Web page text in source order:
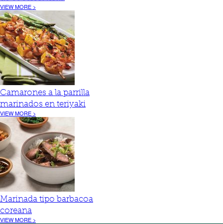
VIEW MORE >
Camarones a la parrilla
marinados en teriyaki
VIEW MORE >
Marinada tipo barbacoa
coreana
VIEW MORE >